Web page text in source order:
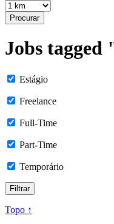
Procurar
Jobs
Estágio
Freelance
Full-Time
Part-Time
Temporário
Topo ↑